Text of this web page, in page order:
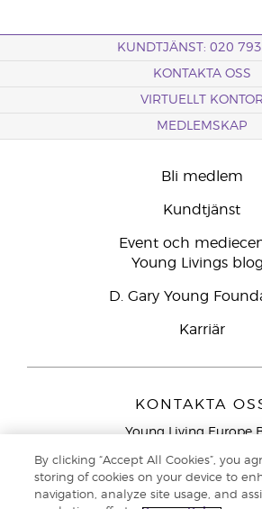
KUNDTJÄNST: 020
KONTAKTA OSS
VIRTUELLT KONTOR
MEDLEMSKAP
Bli medlem
Kundtjänst
Event och
Young Livings
D. Gary Young
Karriär
KONTAKTA
Young Living Europe
9727 AJ Groningen
Nederländerna
By clicking “Accept All Cookies”, you
storing of cookies on your device to
navigation, analyze site usage, and